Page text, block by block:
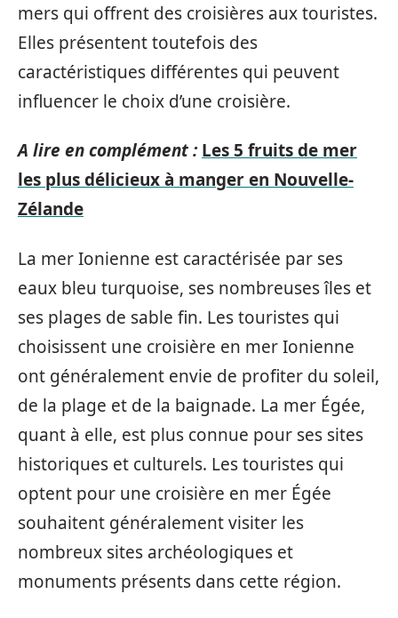
mers qui offrent des croisières aux touristes.
Elles présentent toutefois des
caractéristiques différentes qui peuvent
influencer le choix d’une croisière.
A lire en complément : Les 5 fruits de mer
les plus délicieux à manger en Nouvelle-
Zélande
La mer Ionienne est caractérisée par ses
eaux bleu turquoise, ses nombreuses îles et
ses plages de sable fin. Les touristes qui
choisissent une croisière en mer Ionienne
ont généralement envie de profiter du soleil,
de la plage et de la baignade. La mer Égée,
quant à elle, est plus connue pour ses sites
historiques et culturels. Les touristes qui
optent pour une croisière en mer Égée
souhaitent généralement visiter les
nombreux sites archéologiques et
monuments présents dans cette région.